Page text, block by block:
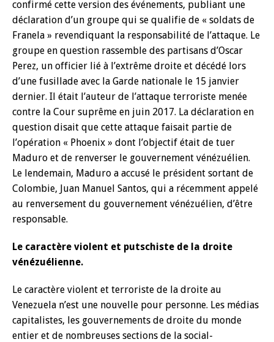
confirmé cette version des événements, publiant une
déclaration d’un groupe qui se qualifie de « soldats de
Franela » revendiquant la responsabilité de l’attaque. Le
groupe en question rassemble des partisans d’Oscar
Perez, un officier lié à l’extrême droite et décédé lors
d’une fusillade avec la Garde nationale le 15 janvier
dernier. Il était l’auteur de l’attaque terroriste menée
contre la Cour suprême en juin 2017. La déclaration en
question disait que cette attaque faisait partie de
l’opération « Phoenix » dont l’objectif était de tuer
Maduro et de renverser le gouvernement vénézuélien.
Le lendemain, Maduro a accusé le président sortant de
Colombie, Juan Manuel Santos, qui a récemment appelé
au renversement du gouvernement vénézuélien, d’être
responsable.
Le caractère violent et putschiste de la droite
vénézuélienne.
Le caractère violent et terroriste de la droite au
Venezuela n’est une nouvelle pour personne. Les médias
capitalistes, les gouvernements de droite du monde
entier et de nombreuses sections de la social-